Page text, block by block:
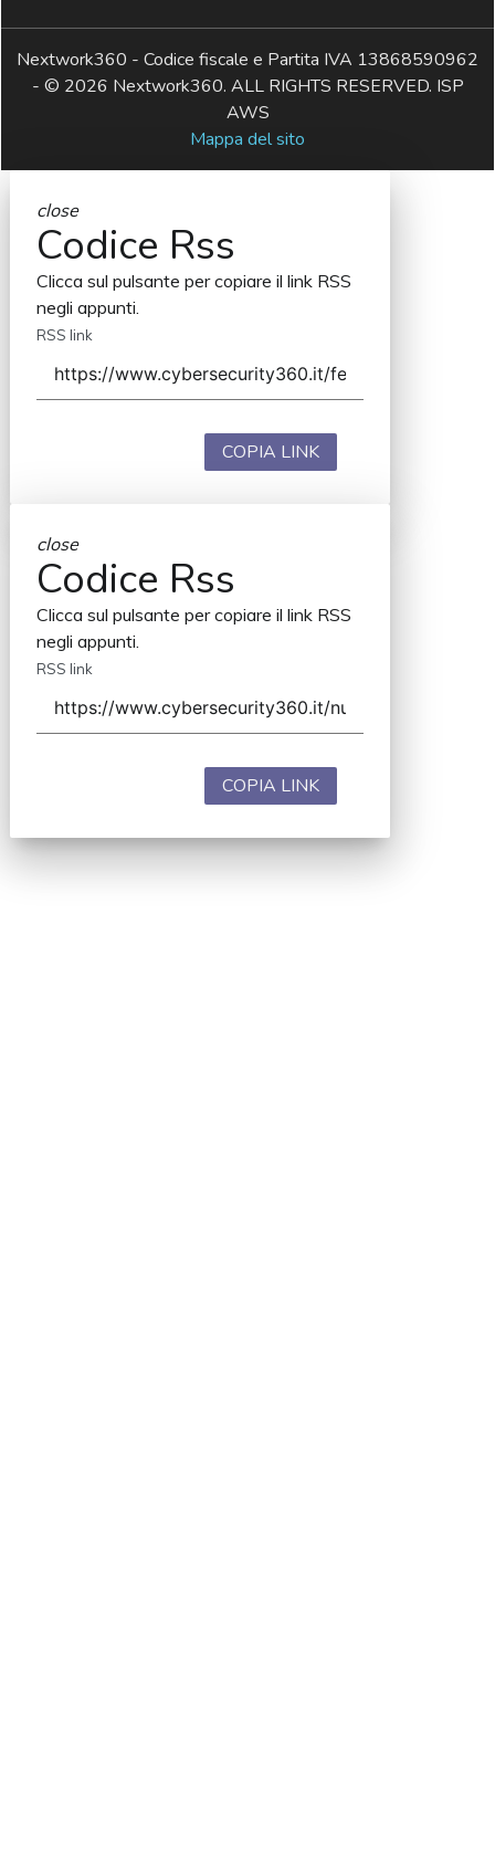
Nextwork360 - Codice fiscale e Partita IVA 13868590962
- © 2026 Nextwork360. ALL RIGHTS RESERVED. ISP
AWS
Mappa del sito
close
Codice Rss
Clicca sul pulsante per copiare il link RSS
negli appunti.
RSS link
COPIA LINK
close
Codice Rss
Clicca sul pulsante per copiare il link RSS
negli appunti.
RSS link
COPIA LINK